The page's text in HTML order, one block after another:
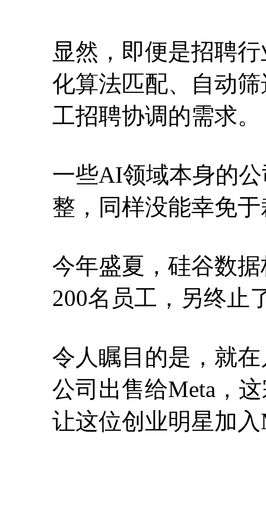
显然，即便是招聘
化算法匹配、自动
工招聘协调的需求。
一些AI领域本身的
整，同样没能幸免
今年盛夏，硅谷数
200名员工，另终止
令人瞩目的是，就
公司出售给Meta，
让这位创业明星加